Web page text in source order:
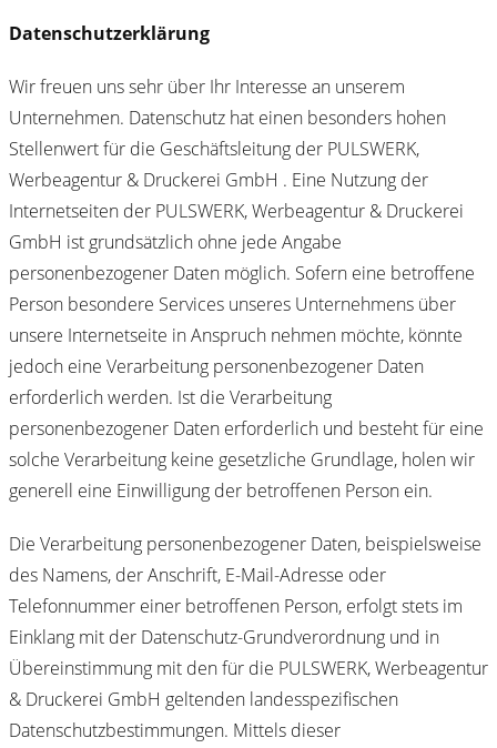
Datenschutzerklärung
Wir freuen uns sehr über Ihr Interesse an unserem
Unternehmen. Datenschutz hat einen besonders hohen
Stellenwert für die Geschäftsleitung der PULSWERK,
Werbeagentur & Druckerei GmbH . Eine Nutzung der
Internetseiten der PULSWERK, Werbeagentur & Druckerei
GmbH ist grundsätzlich ohne jede Angabe
personenbezogener Daten möglich. Sofern eine betroffene
Person besondere Services unseres Unternehmens über
unsere Internetseite in Anspruch nehmen möchte, könnte
jedoch eine Verarbeitung personenbezogener Daten
erforderlich werden. Ist die Verarbeitung
personenbezogener Daten erforderlich und besteht für eine
solche Verarbeitung keine gesetzliche Grundlage, holen wir
generell eine Einwilligung der betroffenen Person ein.
Die Verarbeitung personenbezogener Daten, beispielsweise
des Namens, der Anschrift, E-Mail-Adresse oder
Telefonnummer einer betroffenen Person, erfolgt stets im
Einklang mit der Datenschutz-Grundverordnung und in
Übereinstimmung mit den für die PULSWERK, Werbeagentur
& Druckerei GmbH geltenden landesspezifischen
Datenschutzbestimmungen. Mittels dieser